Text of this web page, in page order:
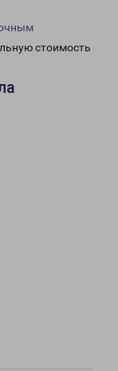
стоимость